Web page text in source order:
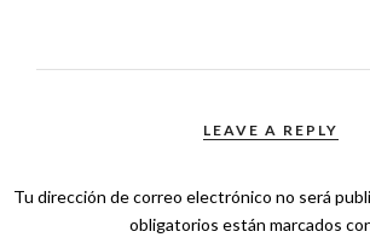
LEAVE A REPLY
Tu dirección de correo electrónico no será
obligatorios están marcados